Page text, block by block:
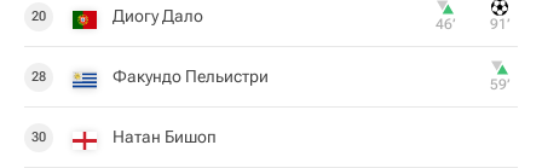
20 Диогу Дало 46‎’‎ 91‎’‎
28 Факундо Пельистри 59‎’‎
30 Натан Бишоп